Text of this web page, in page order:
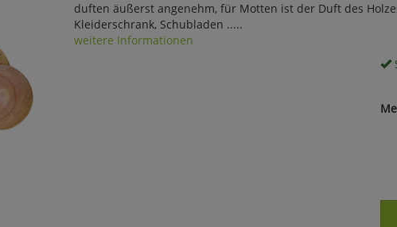
duften äußerst angenehm, für Motten ist der Duft des
Kleiderschrank, Schubladen .....
weitere Informationen